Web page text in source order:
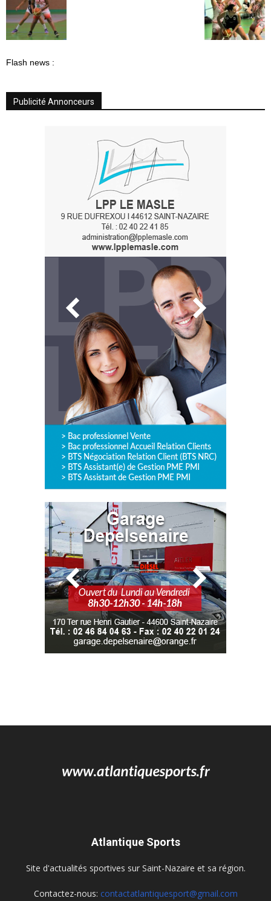
Flash news :
Publicité Annonceurs
Atlantique Sports
Site d'actualités sportives sur Saint-Nazaire et sa région.
Contactez-nous: contactatlantiquesport@gmail.com